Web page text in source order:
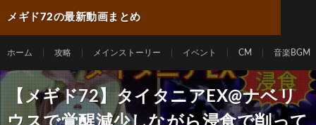
メギド72の最新動画まとめ
ホーム 攻略 メインストーリー イベント CM 音楽BGM
【メギド72】タイタニアEX@ナベリ